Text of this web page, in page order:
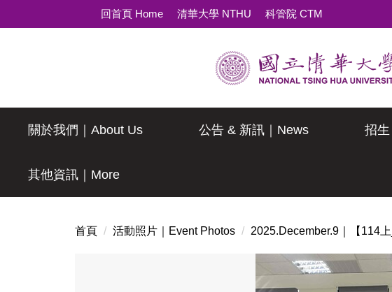
到
區
回首頁 Home 清華大學 NTHU 科管院 CTM
關於我們｜About Us 公告 & 新訊｜News 招
其他資訊｜More
首頁 活動照片｜Event Photos 2025.December.9｜【114